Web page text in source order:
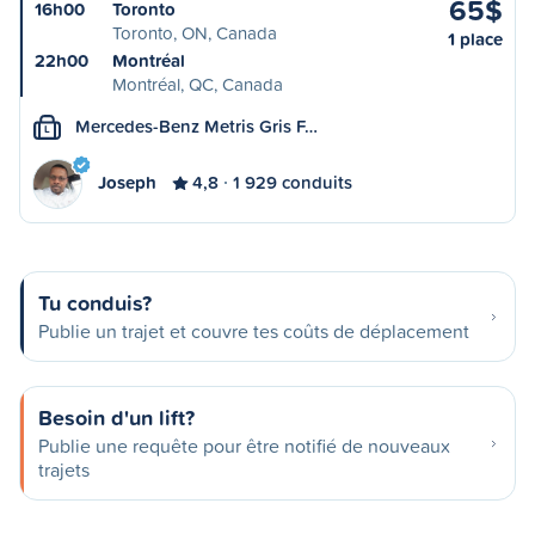
16h00
Toronto
Toronto, ON, Canada
22h00
Montréal
Montréal, QC, Canada
65$
1 place
L Mercedes-Benz Metris Gris F…
Joseph 4,8 1 929 conduits
Tu conduis?
Publie un trajet et couvre tes coûts de déplacement
Besoin d'un lift?
Publie une requête pour être notifié de nouveaux
trajets